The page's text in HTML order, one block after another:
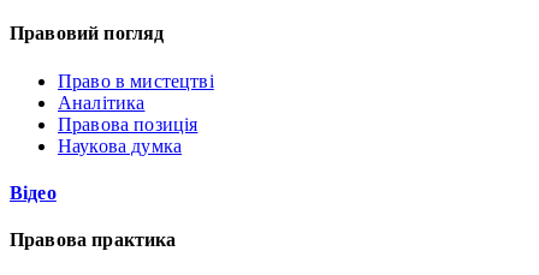
Правовий погляд
Право в мистецтві
Аналітика
Правова позиція
Наукова думка
Відео
Правова практика